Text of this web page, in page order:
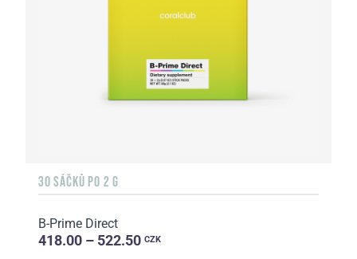
30 SÁČKŮ PO 2 G
B-Prime Direct
418.00 – 522.50 CZK